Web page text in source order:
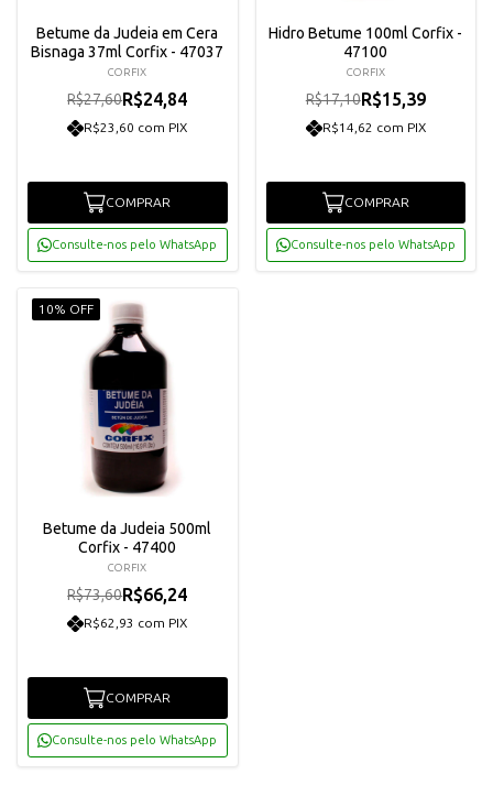
Betume da Judeia em Cera
Bisnaga 37ml Corfix - 47037
CORFIX
R$27,60R$24,84
R$23,60 com PIX
COMPRAR
Consulte-nos pelo WhatsApp
Hidro Betume 100ml Corfix -
47100
CORFIX
R$17,10R$15,39
R$14,62 com PIX
COMPRAR
Consulte-nos pelo WhatsApp
10% OFF
Betume da Judeia 500ml
Corfix - 47400
CORFIX
R$73,60R$66,24
R$62,93 com PIX
COMPRAR
Consulte-nos pelo WhatsApp